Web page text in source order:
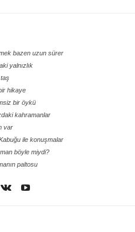
bazen uzun sürer
yalnızlık
hikaye
bir öykü
kahramanlar
var
ile konuşmalar
böyle miydi?
paltosu